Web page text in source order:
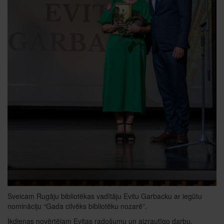
Sveicam Rugāju bibliotēkas vadītāju Evitu Garbacku ar iegūtu
nomināciju “Gada cilvēks bibliotēku nozarē”.
Ikdienas novērtējam Evitas radošumu un aizrautīgo darbu.